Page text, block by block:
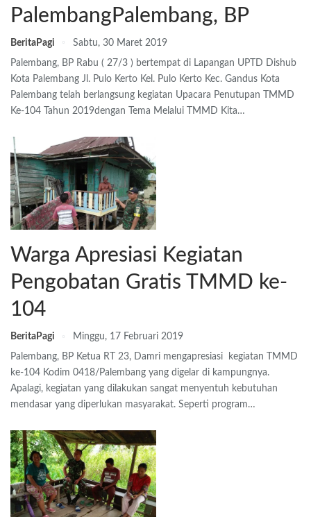
PalembangPalembang, BP
BeritaPagi Sabtu, 30 Maret 2019
Palembang, BP Rabu ( 27/3 ) bertempat di Lapangan UPTD Dishub
Kota Palembang Jl. Pulo Kerto Kel. Pulo Kerto Kec. Gandus Kota
Palembang telah berlangsung kegiatan Upacara Penutupan TMMD
Ke-104 Tahun 2019dengan Tema Melalui TMMD Kita…
Warga Apresiasi Kegiatan
Pengobatan Gratis TMMD ke-
104
BeritaPagi Minggu, 17 Februari 2019
Palembang, BP Ketua RT 23, Damri mengapresiasi kegiatan TMMD
ke-104 Kodim 0418/Palembang yang digelar di kampungnya.
Apalagi, kegiatan yang dilakukan sangat menyentuh kebutuhan
mendasar yang diperlukan masyarakat. Seperti program…